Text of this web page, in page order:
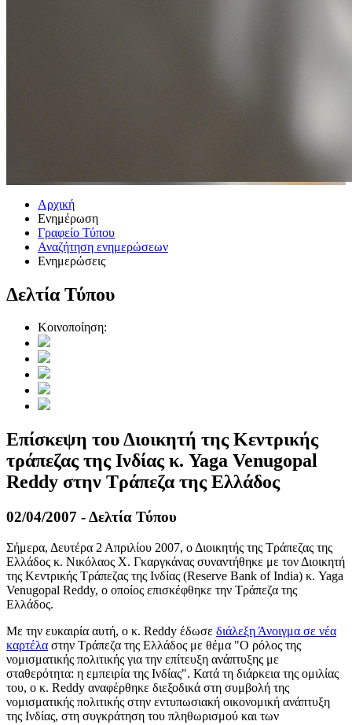
Αρχική
Ενημέρωση
Γραφείο Τύπου
Αναζήτηση ενημερώσεων
Ενημερώσεις
Δελτία Τύπου
Κοινοποίηση:
Επίσκεψη του Διοικητή της Κεντρικής
τράπεζας της Ινδίας κ. Yaga Venugopal
Reddy στην Τράπεζα της Ελλάδος
02/04/2007 - Δελτία Τύπου
Σήμερα, Δευτέρα 2 Απριλίου 2007, ο Διοικητής της Τράπεζας της
Ελλάδος κ. Νικόλαος Χ. Γκαργκάνας συναντήθηκε με τον Διοικητή
της Κεντρικής Τράπεζας της Ινδίας (Reserve Bank of India) κ. Yaga
Venugopal Reddy, ο οποίος επισκέφθηκε την Τράπεζα της
Ελλάδος.
Με την ευκαιρία αυτή, ο κ. Reddy έδωσε διάλεξη Άνοιγμα σε νέα
καρτέλα στην Τράπεζα της Ελλάδος με θέμα "Ο ρόλος της
νομισματικής πολιτικής για την επίτευξη ανάπτυξης με
σταθερότητα: η εμπειρία της Ινδίας". Κατά τη διάρκεια της ομιλίας
του, ο κ. Reddy αναφέρθηκε διεξοδικά στη συμβολή της
νομισματικής πολιτικής στην εντυπωσιακή οικονομική ανάπτυξη
της Ινδίας, στη συγκράτηση του πληθωρισμού και των